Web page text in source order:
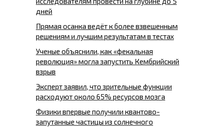
дней
Прямая осанка ведёт к более взвешенным
решениям и лучшим результатам в тестах
Ученые объяснили, как «фекальная
революция» могла запустить Кембрийский
взрыв
Эксперт заявил, что зрительные функции
расходуют около 65% ресурсов мозга
Физики впервые получили квантово-
запутанные частицы из солнечного